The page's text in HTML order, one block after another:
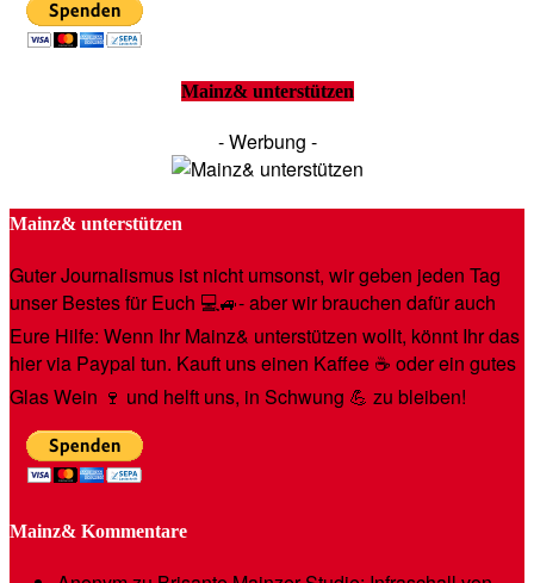
Mainz& unterstützen
- Werbung -
Mainz& unterstützen
Guter Journalismus ist nicht umsonst, wir geben jeden Tag
unser Bestes für Euch 💻🚙- aber wir brauchen dafür auch
Eure Hilfe: Wenn Ihr Mainz& unterstützen wollt, könnt Ihr das
hier via Paypal tun. Kauft uns einen Kaffee ☕️ oder ein gutes
Glas Wein 🍷 und helft uns, in Schwung 💪 zu bleiben!
Mainz& Kommentare